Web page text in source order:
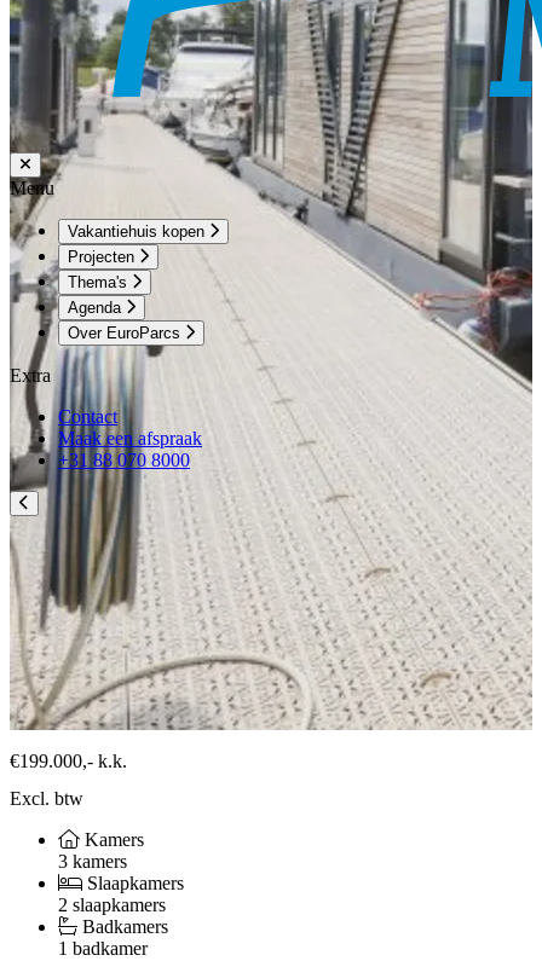
Menu
Vakantiehuis kopen
Projecten
Thema's
Agenda
Over EuroParcs
Extra
Contact
Maak een afspraak
+31 88 070 8000
€199.000,- k.k.
Excl. btw
Kamers
3 kamers
Slaapkamers
2 slaapkamers
Badkamers
1 badkamer